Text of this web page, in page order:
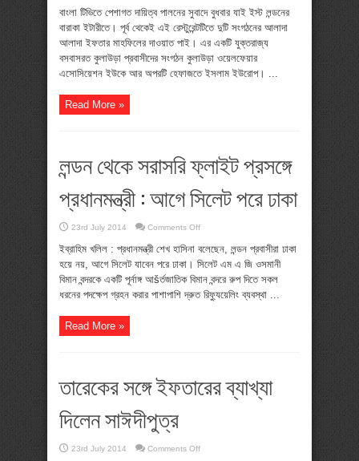
দূর্লভ
ছবি
এবং
ইফতার
সংস্কৃতি
বাংলা টিভিতে পেশাগত দায়িত্ব পালনের সুবাদে বুধবার যাই ইস্ট লন্ডনের
বারাকা ইটারীতে। পূর্ব থেকেই এই রেস্টুরেন্টটিতে দুটি সংগঠনের আলাদা
আলাদা ইফতার মাহফিলের দাওয়াত পাই। এর একটি যুক্তরাজ্য
বসবাসরত কুলাউড়া প্রবাসীদের সংগঠন কুলাউড়া ওয়েলফেয়ার
এসোসিয়েশন ইউকে আর অপরটি হেফাজতে ইসলাম ইউরোপ। ...
Read More »
লন্ডন থেকে সরাসরি ফ্লাইট প্রসঙ্গে
প্রধানমন্ত্রী : আগে সিলেট পরে ঢাকা
23rd July 2014 Comments Offon
থেকে
সরাসরি
ফ্লাইট
প্রধানমন্ত্রী
:
আগে
ইব্রাহিম খলিল : প্রধানমন্ত্রী শেখ হাসিনা বলেছেন, লন্ডন প্রবাসীরা ঢাকা
হয়ে নয়, আগে সিলেট যাবেন পরে ঢাকা। সিলেট এম এ জি ওসমানী
বিমান বন্দরকে একটি পূর্নাঙ্গ আšর্তজাতিক বিমান বন্দরে রুপ দিতে সকল
ধরনের পদক্ষেপ গ্রহন করার পাশাপাশি দ্রুত রিফ্যুয়েলিং ব্যবস্থা ...
Read More »
তারেকের সঙ্গে ইফতারের ব্যাখ্যা
দিলেন সাঈদীপুত্র
23rd July 2014 Comments Offon